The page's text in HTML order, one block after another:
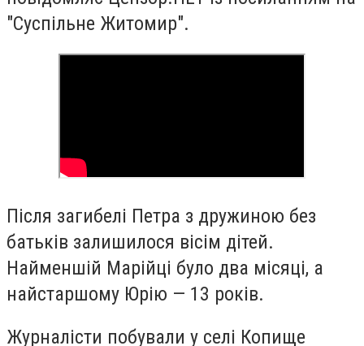
"Суспільне Житомир".
Після загибелі Петра з дружиною без
батьків залишилося вісім дітей.
Найменшій Марійці було два місяці, а
найстаршому Юрію — 13 років.
Журналісти побували у селі Копище